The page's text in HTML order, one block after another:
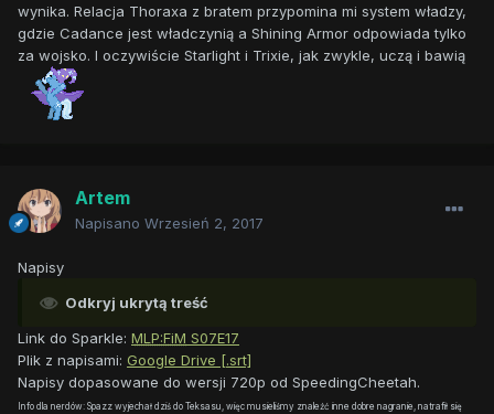
wynika. Relacja Thoraxa z bratem przypomina mi system władzy,
gdzie Cadance jest władczynią a Shining Armor odpowiada tylko
za wojsko. I oczywiście Starlight i Trixie, jak zwykle, uczą i bawią
Artem
Napisano Wrzesień 2, 2017
Napisy
Odkryj ukrytą treść
Link do Sparkle: MLP:FiM S07E17
Plik z napisami: Google Drive [.srt]
Napisy dopasowane do wersji 720p od SpeedingCheetah.
Info dla nerdów: Spazz wyjechał dziś do Teksasu, więc musieliśmy znaleźć inne dobre nagranie, natrafił się